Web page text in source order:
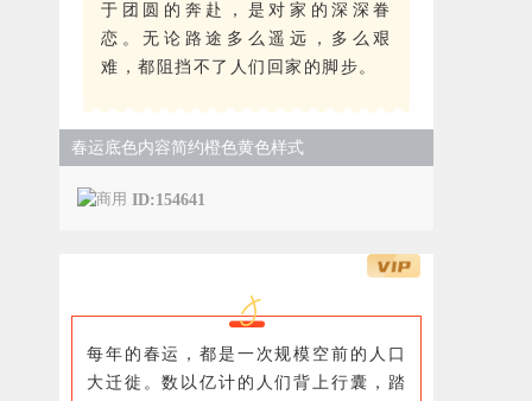
于团圆的奔赴，是对家的深深眷
恋。无论路途多么遥远，多么艰
难，都阻挡不了人们回家的脚步。
春运底色内容简约橙色黄色样式
ID:154641
每年的春运，都是一次规模空前的人口
大迁徙。数以亿计的人们背上行囊，踏